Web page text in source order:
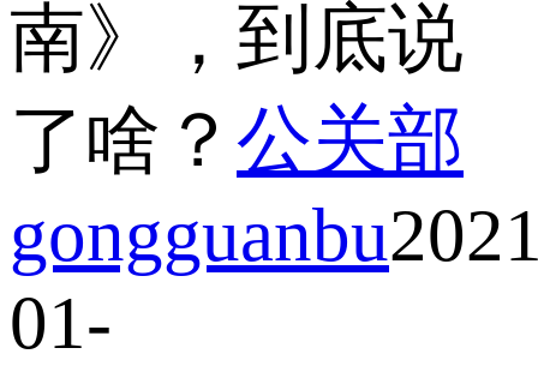
南》，到底说
了啥？ 公关部
gongguanbu
01-